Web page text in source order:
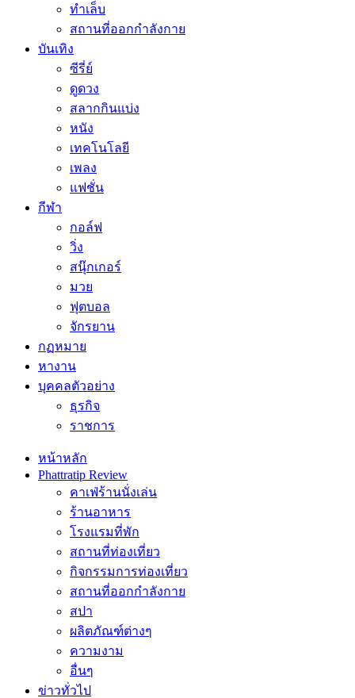
ทำเล็บ
สถานที่ออกกำลังกาย
บันเทิง
ซีรี่ย์
ดูดวง
สลากกินแบ่ง
หนัง
เทคโนโลยี
เพลง
แฟชั่น
กีฬา
กอล์ฟ
วิ่ง
สนุ๊กเกอร์
มวย
ฟุตบอล
จักรยาน
กฏหมาย
หางาน
บุคคลตัวอย่าง
ธุรกิจ
ราชการ
หน้าหลัก
Phattratip Review
คาเฟ่ร้านนั่งเล่น
ร้านอาหาร
โรงแรมที่พัก
สถานที่ท่องเที่ยว
กิจกรรมการท่องเที่ยว
สถานที่ออกกำลังกาย
สปา
ผลิตภัณฑ์ต่างๆ
ความงาม
อื่นๆ
ข่าวทั่วไป